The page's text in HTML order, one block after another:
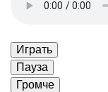
Играть
Пауза
Громче